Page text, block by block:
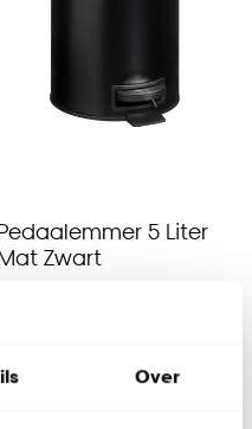
Over
5 Liter
Zwart